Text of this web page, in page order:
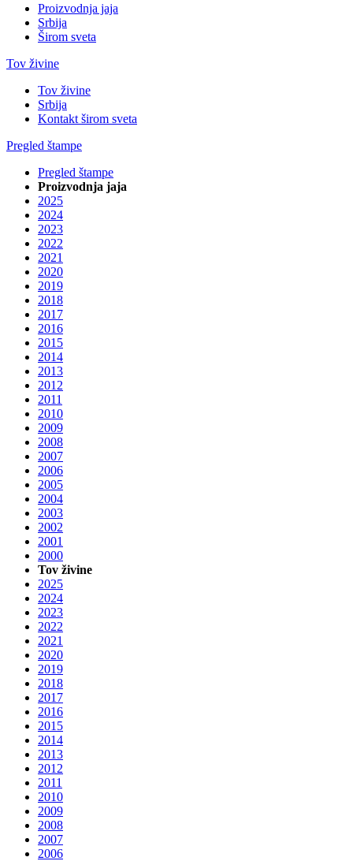
Proizvodnja jaja
Srbija
Širom sveta
Tov živine
Tov živine
Srbija
Kontakt širom sveta
Pregled štampe
Pregled štampe
Proizvodnja jaja
2025
2024
2023
2022
2021
2020
2019
2018
2017
2016
2015
2014
2013
2012
2011
2010
2009
2008
2007
2006
2005
2004
2003
2002
2001
2000
Tov živine
2025
2024
2023
2022
2021
2020
2019
2018
2017
2016
2015
2014
2013
2012
2011
2010
2009
2008
2007
2006